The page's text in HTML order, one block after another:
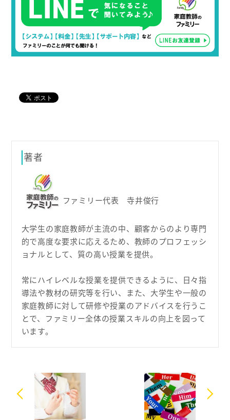
著者
ファミリー代表 寺井俊行
大学生の家庭教師が主流の中、顧客からのより専門
的で高度な要求に応えるため、教師のプロフェッシ
ョナルとして、質の高い授業を提供。
常にハイレベルな授業を提供できるように、日々指
導法や教材の研究等を行い、また、大学生や一般の
家庭教師に対して研修や授業のアドバイスを行うこ
とで、ファミリー全体の授業スキルの向上を図って
います。